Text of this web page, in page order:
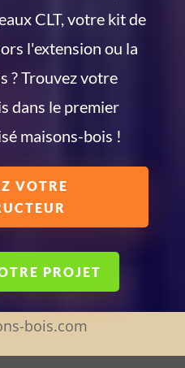
CLT, votre kit de
l'extension ou la
? Trouvez votre
dans le premier
maisons-bois !
VOTRE
PROJET
bois.com